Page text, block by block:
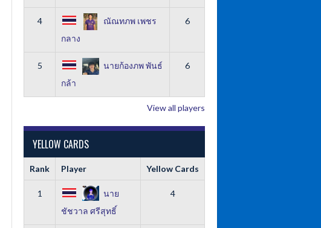
4
ณัณทภพ เพชร
กลาง
6
5
นายก้องภพ พันธ์
กล้า
6
View all players
YELLOW CARDS
Rank Player Yellow Cards
1
นาย
ชัชวาล ศรีสุทธิ์
4